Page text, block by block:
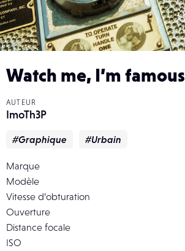
Watch me, I’m famous
AUTEUR
ImoTh3P
#Graphique #Urbain
Marque
Modèle
Vitesse d’obturation
Ouverture
Distance focale
ISO